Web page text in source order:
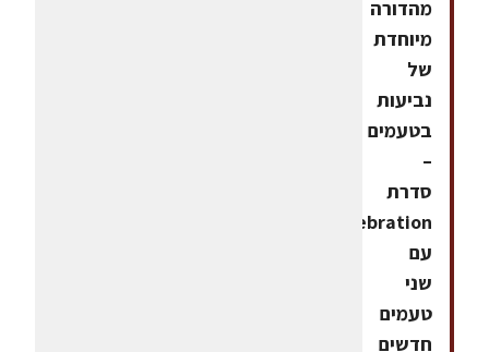
מהדורה
מיוחדת
של
נביעות
בטעמים
–
סדרת
Celebration
עם
שני
טעמים
חדשים